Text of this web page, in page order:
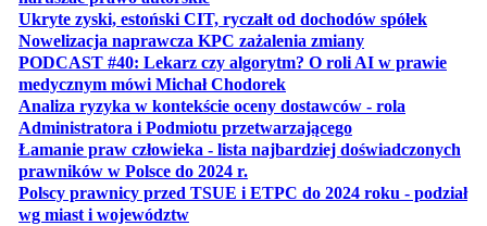
Ukryte zyski, estoński CIT, ryczałt od dochodów spółekotwiera
Nowelizacja naprawcza KPC zażalenia zmianyotwiera się w
PODCAST #40: Lekarz czy algorytm? O roli AI w prawie
medycznym mówi Michał Chodorekotwiera się w nowej karcie
Analiza ryzyka w kontekście oceny dostawców - rola
Administratora i Podmiotu przetwarzającegootwiera się w
Łamanie praw człowieka - lista najbardziej doświadczonych
prawników w Polsce do 2024 r.
Polscy prawnicy przed TSUE i ETPC do 2024 roku - podział
wg miast i województwotwiera się w nowej karcie